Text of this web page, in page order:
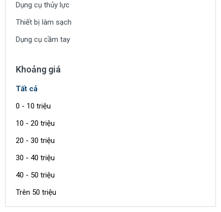
Dụng cụ thủy lực
Thiết bị làm sạch
Dụng cụ cầm tay
Khoảng giá
Tất cả
0 - 10 triệu
10 - 20 triệu
20 - 30 triệu
30 - 40 triệu
40 - 50 triệu
Trên 50 triệu